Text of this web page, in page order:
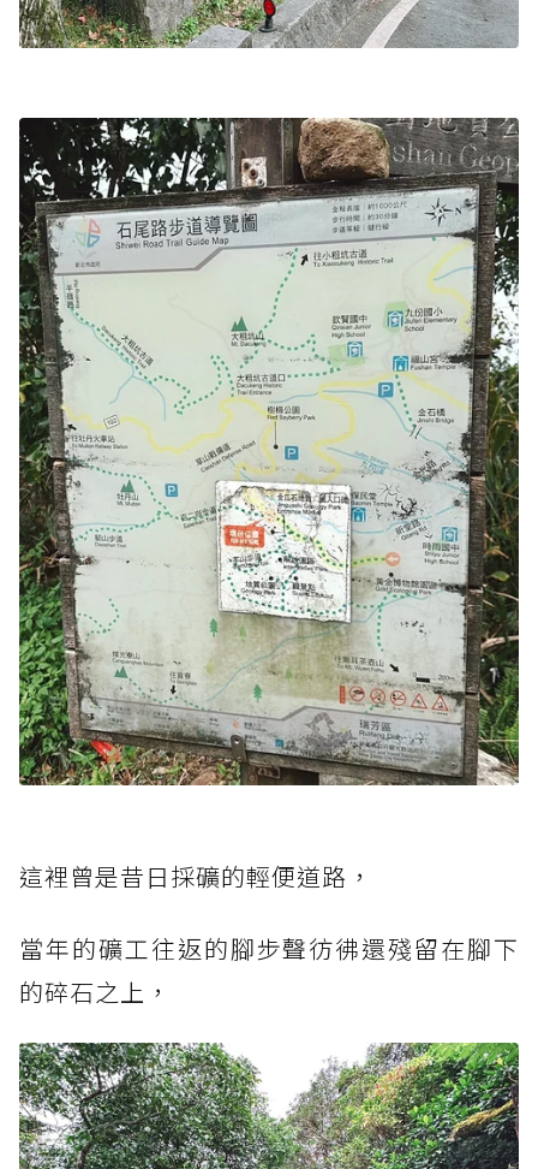
這裡曾是昔日採礦的輕便道路，
當年的礦工往返的腳步聲彷彿還殘留在腳下
的碎石之上，